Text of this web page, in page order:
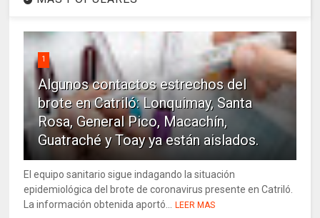
1
Algunos contactos estrechos del
brote en Catriló: Lonquimay, Santa
Rosa, General Pico, Macachín,
Guatraché y Toay ya están aislados.
El equipo sanitario sigue indagando la situación
epidemiológica del brote de coronavirus presente en Catriló.
La información obtenida aportó...
LEER MAS